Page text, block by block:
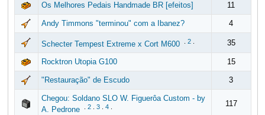
Os Melhores Pedais Handmade BR [efeitos] 11
Andy Timmons "terminou" com a Ibanez? 4
Schecter Tempest Extreme x Cort M600 2. 35
Rocktron Utopia G100 15
"Restauração" de Escudo 3
Chegou: Soldano SLO W. Figuerôa Custom - by
A. Pedrone
2. 3. 4. 117